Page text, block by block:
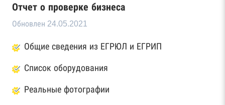
Отчет о проверке бизнеса
Обновлен 24.05.2021
Общие сведения из ЕГРЮЛ и ЕГРИП
Список оборудования
Реальные фотографии